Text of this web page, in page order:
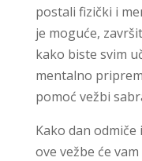
postali fizički i
je moguće,
kako biste svim
mentalno
pomoć vežbi
Kako dan
ove vežbe će